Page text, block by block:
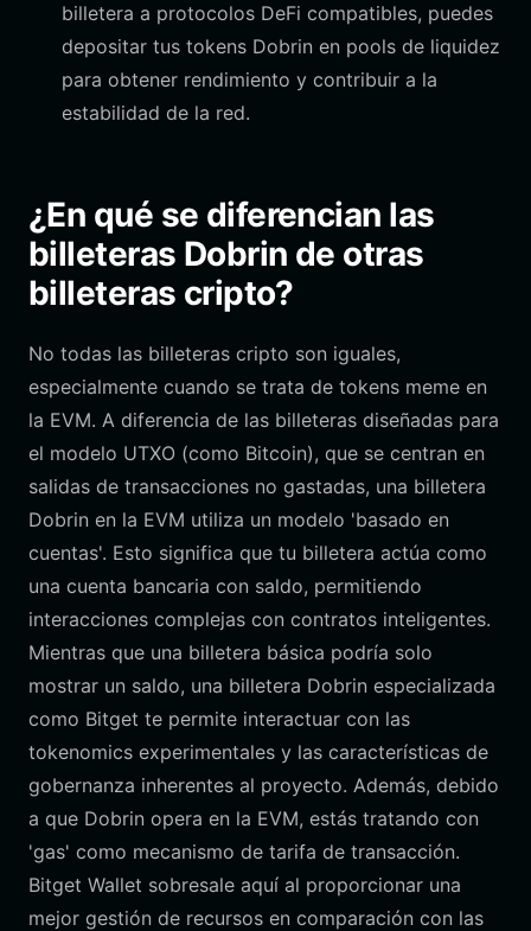
billetera a protocolos DeFi compatibles, puedes
depositar tus tokens Dobrin en pools de liquidez
para obtener rendimiento y contribuir a la
estabilidad de la red.
¿En qué se diferencian las
billeteras Dobrin de otras
billeteras cripto?
No todas las billeteras cripto son iguales,
especialmente cuando se trata de tokens meme en
la EVM. A diferencia de las billeteras diseñadas para
el modelo UTXO (como Bitcoin), que se centran en
salidas de transacciones no gastadas, una billetera
Dobrin en la EVM utiliza un modelo 'basado en
cuentas'. Esto significa que tu billetera actúa como
una cuenta bancaria con saldo, permitiendo
interacciones complejas con contratos inteligentes.
Mientras que una billetera básica podría solo
mostrar un saldo, una billetera Dobrin especializada
como Bitget te permite interactuar con las
tokenomics experimentales y las características de
gobernanza inherentes al proyecto. Además, debido
a que Dobrin opera en la EVM, estás tratando con
'gas' como mecanismo de tarifa de transacción.
Bitget Wallet sobresale aquí al proporcionar una
mejor gestión de recursos en comparación con las